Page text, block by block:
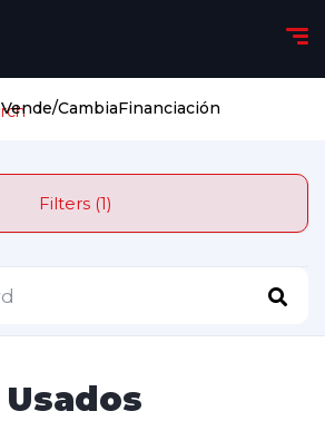
Vende/CambiaFinanciación
Filters (1)